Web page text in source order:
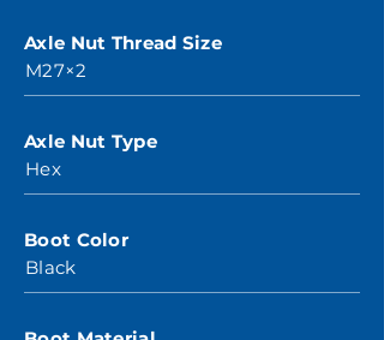
Axle Nut Thread Size
M27×2
Axle Nut Type
Hex
Boot Color
Black